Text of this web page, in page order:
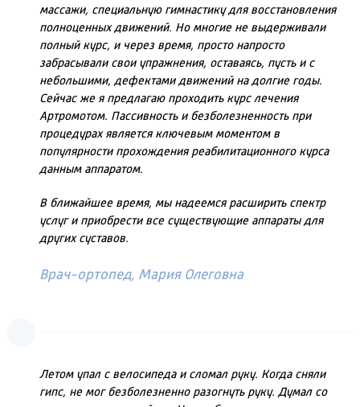
массажи, специальную гимнастику для восстановления
полноценных движений. Но многие не выдерживали
полный курс, и через время, просто напросто
забрасывали свои упражнения, оставаясь, пусть и с
небольшими, дефектами движений на долгие годы.
Сейчас же я предлагаю проходить курс лечения
Артромотом. Пассивность и безболезненность при
процедурах является ключевым моментом в
популярности прохождения реабилитационного курса
данным аппаратом.
В ближайшее время, мы надеемся расширить спектр
услуг и приобрести все существующие аппараты для
других суставов.
Врач-ортопед, Мария Олеговна
Летом упал с велосипеда и сломал руку. Когда сняли
гипс, не мог безболезненно разогнуть руку. Думал со